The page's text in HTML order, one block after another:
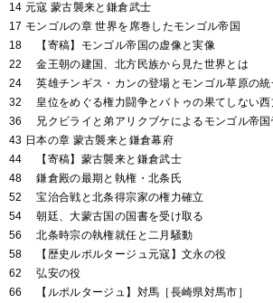
14 元寇 蒙古襲来と鎌倉武士
17 モンゴルの章 世界を席巻したモンゴル帝国
18 【寄稿】モンゴル帝国の虚像と実像
22 金王朝の建国、北方民族から見た世界とは
24 英雄チンギス・カンの登場とモンゴル草原の統
32 皇位をめぐる権力闘争とバトゥの果てしない西
36 兄クビライと弟アリクブケによるモンゴル帝国
43 日本の章 蒙古襲来と鎌倉幕府
44 【寄稿】蒙古襲来と鎌倉武士
48 鎌倉殿の最期と執権・北条氏
52 宝治合戦と北条得宗家の権力確立
54 朝廷、大蒙古国の国書を受け取る
56 北条時宗の執権就任と二月騒動
58 【歴史ルポルタージュ元寇】文永の役
62 弘安の役
66 【ルポルタージュ】対馬［長崎県対馬市］